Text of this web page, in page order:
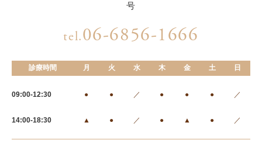
号
tel.06-6856-1666
診療時間 月 火 水 木 金 土 日
09:00-12:30 ● ● ／ ● ● ● ／
14:00-18:30 ▲ ● ／ ● ▲ ● ／